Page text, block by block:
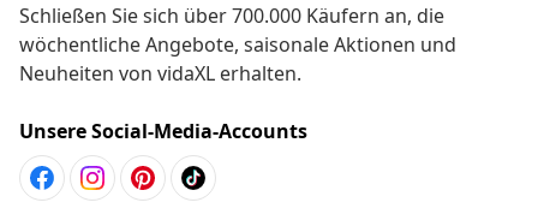
Schließen Sie sich über 700.000 Käufern an, die
wöchentliche Angebote, saisonale Aktionen und
Neuheiten von vidaXL erhalten.
Unsere Social-Media-Accounts